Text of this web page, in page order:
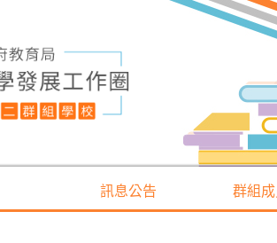
訊息公告 群組成